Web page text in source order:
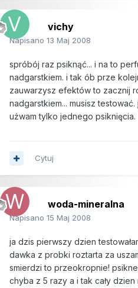
vichy
Napisano 13 Maj 2008
spróbój raz psiknąć... i na to
nadgarstkiem. i tak ób prze
zauwarzysz efektów to zacznij
nadgarstkiem... musisz testować.
użwam tylko jednego psiknięcia.
Cytuj
woda-mineralna
Napisano 15 Maj 2008
ja dzis pierwszy dzien
dawka z probki roztarta za
smierdzi to przeokropnie!
chyba z 5 razy a i tak cały dzien